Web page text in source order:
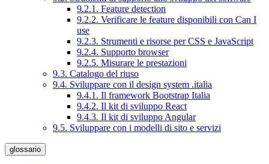
9.2.1. Feature detection
9.2.2. Verificare le feature disponibili con Can I
use
9.2.3. Strumenti e risorse per CSS e JavaScript
9.2.4. Supporto browser
9.2.5. Misurare le prestazioni
9.3. Catalogo del riuso
9.4. Sviluppare con il design system .italia
9.4.1. Il framework Bootstrap Italia
9.4.2. Il kit di sviluppo React
9.4.3. Il kit di sviluppo Angular
9.5. Sviluppare con i modelli di sito e servizi
glossario